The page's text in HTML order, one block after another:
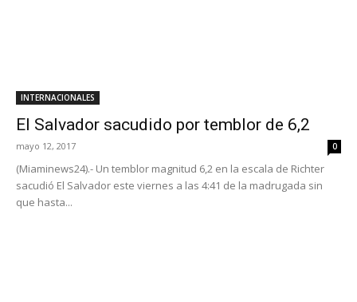
INTERNACIONALES
El Salvador sacudido por temblor de 6,2
mayo 12, 2017 0
(Miaminews24).- Un temblor magnitud 6,2 en la escala de Richter
sacudió El Salvador este viernes a las 4:41 de la madrugada sin
que hasta...